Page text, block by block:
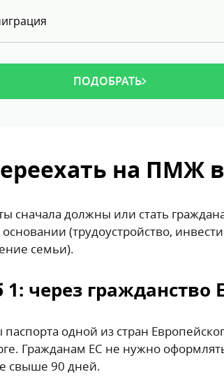
ПОДОБРАТЬ
на ПМЖ
сначала должны или стать
(трудоустройство,
семьи).
1: через гражданство
одной из стран
Гражданам ЕС не нужно
свыше 90 дней.